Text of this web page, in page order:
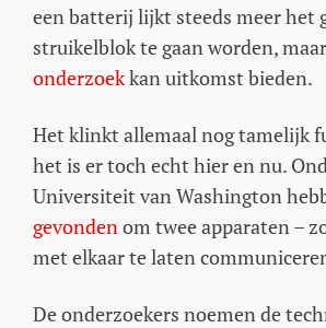
een batterij lijkt steeds meer het
struikelblok te gaan worden, maar
onderzoekkan uitkomst bieden.
Het klinkt allemaal nog tamelijk
het is er toch echt hier en nu.
Universiteit van Washington
gevondenom twee apparaten –
met elkaar te laten
De onderzoekers noemen de